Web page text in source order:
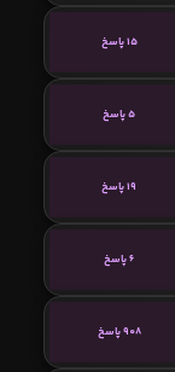
15 پاسخ
5 پاسخ
19 پاسخ
6 پاسخ
908 پاسخ